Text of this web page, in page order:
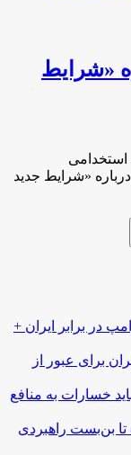
«شرایط
«شرایط جدید
در برابر ایران +
برای عبور از
خسارات به منافع
تا بن‌بست راهبردی